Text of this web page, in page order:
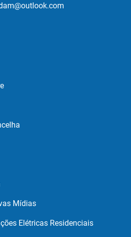
Mídias
Elétricas Residenciais